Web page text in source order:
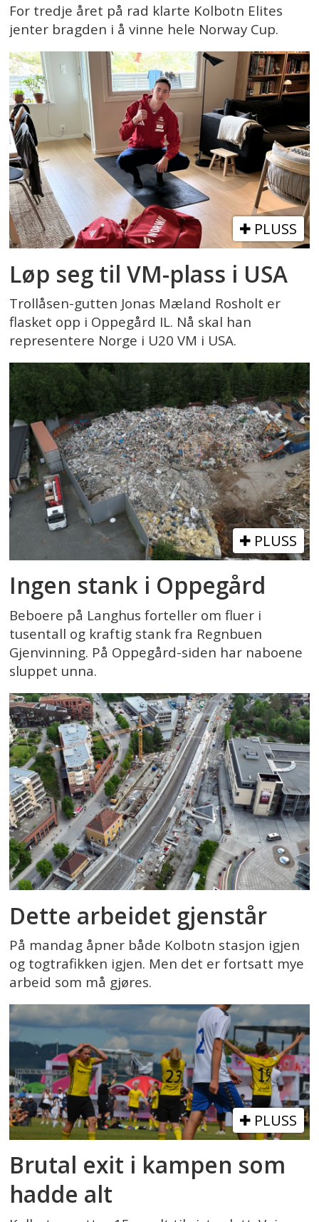
For tredje året på rad klarte Kolbotn Elites
jenter bragden i å vinne hele Norway Cup.
PLUSS
Løp seg til VM-plass i USA
Trollåsen-gutten Jonas Mæland Rosholt er
flasket opp i Oppegård IL. Nå skal han
representere Norge i U20 VM i USA.
PLUSS
Ingen stank i Oppegård
Beboere på Langhus forteller om fluer i
tusentall og kraftig stank fra Regnbuen
Gjenvinning. På Oppegård-siden har naboene
sluppet unna.
Dette arbeidet gjenstår
På mandag åpner både Kolbotn stasjon igjen
og togtrafikken igjen. Men det er fortsatt mye
arbeid som må gjøres.
PLUSS
Brutal exit i kampen som
hadde alt